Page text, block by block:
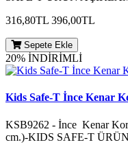
316,80TL 396,00TL
Sepete Ekle
20% İNDİRİMLİ
Kids Safe-T İnce Kenar
KSB9262 - İnce Kenar
cm.)-KIDS SAFE-T